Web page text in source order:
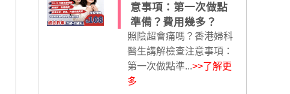
意事項：第一次做點
準備？費用幾多？
照陰超會痛嗎？香港婦科
醫生講解檢查注意事項：
第一次做點準...>>了解更
多